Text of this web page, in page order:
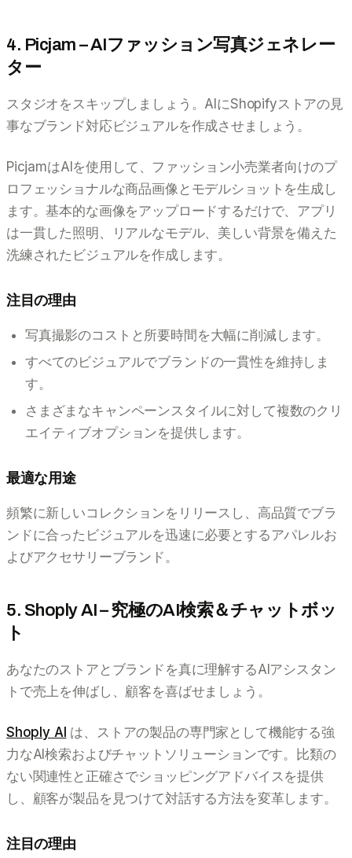
4. Picjam – AIファッション写真ジェネレー
ター
スタジオをスキップしましょう。AIにShopifyストアの見
事なブランド対応ビジュアルを作成させましょう。
PicjamはAIを使用して、ファッション小売業者向けのプ
ロフェッショナルな商品画像とモデルショットを生成し
ます。基本的な画像をアップロードするだけで、アプリ
は一貫した照明、リアルなモデル、美しい背景を備えた
洗練されたビジュアルを作成します。
注目の理由
写真撮影のコストと所要時間を大幅に削減します。
すべてのビジュアルでブランドの一貫性を維持しま
す。
さまざまなキャンペーンスタイルに対して複数のクリ
エイティブオプションを提供します。
最適な用途
頻繁に新しいコレクションをリリースし、高品質でブラ
ンドに合ったビジュアルを迅速に必要とするアパレルお
よびアクセサリーブランド。
5. Shoply AI – 究極のAI検索＆チャットボッ
ト
あなたのストアとブランドを真に理解するAIアシスタン
トで売上を伸ばし、顧客を喜ばせましょう。
Shoply AI は、ストアの製品の専門家として機能する強
力なAI検索およびチャットソリューションです。比類の
ない関連性と正確さでショッピングアドバイスを提供
し、顧客が製品を見つけて対話する方法を変革します。
注目の理由